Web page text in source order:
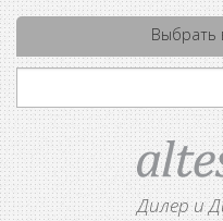
Выбрать
Дилер и